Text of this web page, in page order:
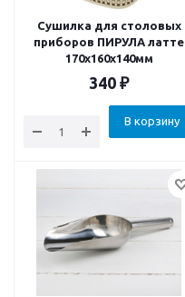
Сушилка для столовых
приборов ПИРУЛА латте
170x160x140мм
340 ₽
В корзину